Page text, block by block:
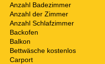
Anzahl Badezimmer
Anzahl der Zimmer
Anzahl Schlafzimmer
Backofen
Balkon
Bettwäsche kostenlos
Carport